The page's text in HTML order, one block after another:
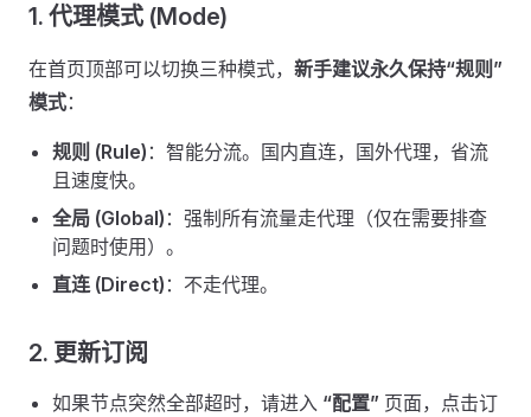
1. 代理模式 (Mode)
在首页顶部可以切换三种模式， 新手建议永久保持“规则”
模式：
规则 (Rule) ：智能分流。国内直连，国外代理，省流
且速度快。
全局 (Global) ：强制所有流量走代理（仅在需要排查
问题时使用）。
直连 (Direct) ：不走代理。
2. 更新订阅
如果节点突然全部超时，请进入 “配置” 页面，点击订